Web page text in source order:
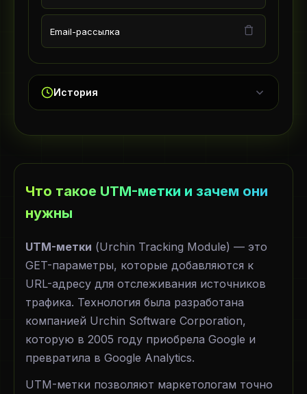
Email-рассылка
История
Что такое UTM-метки и зачем они
нужны
UTM-метки (Urchin Tracking Module) — это
GET-параметры, которые добавляются к
URL-адресу для отслеживания источников
трафика. Технология была разработана
компанией Urchin Software Corporation,
которую в 2005 году приобрела Google и
превратила в Google Analytics.
UTM-метки позволяют маркетологам точно